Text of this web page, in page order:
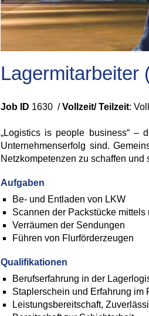
Lagermitarbeiter
Job ID 1630 /Vollzeit/ Teilzeit:
„Logistics is people business“ –
Unternehmenserfolg sind.
Netzkompetenzen zu schaffen
Aufgaben
Be- und Entladen von LKW
Scannen der Packstücke
Verräumen der Sendungen
Führen von Flurförderzeugen
Qualifikationen
Berufserfahrung in der
Staplerschein und Erfahrung im
Leistungsbereitschaft,